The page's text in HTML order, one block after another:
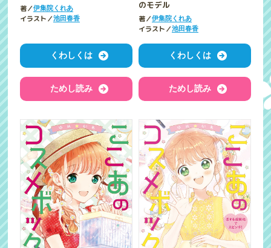
著／伊集院くれあ
イラスト／池田春香
くわしくは
ためし読み
のモデル
著／伊集院くれあ
イラスト／池田春香
くわしくは
ためし読み